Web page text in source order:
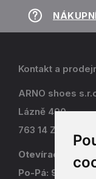
Kontakt a
ARNO shoes
Lázně 490
763 14 Zlín -
Otevírací doba
Po-Pá: 9-17